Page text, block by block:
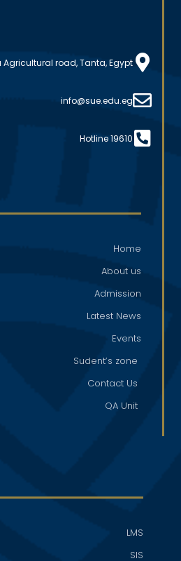
road, Tanta, Egypt
info@sue.edu.eg
Hotline 19610
Home
About us
Admission
Latest News
Events
Sudent’s zone
Contact Us
QA Unit
LMS
SIS